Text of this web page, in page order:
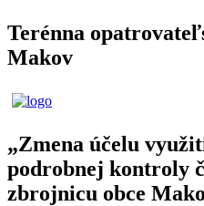
Terénna
Makov
„Zmena účelu
podrobnej kontroly
zbrojnicu obce